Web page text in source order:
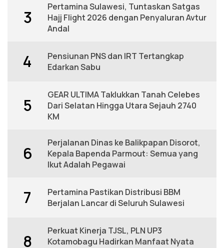
3
Pertamina Sulawesi, Tuntaskan Satgas
Hajj Flight 2026 dengan Penyaluran Avtur
Andal
4
Pensiunan PNS dan IRT Tertangkap
Edarkan Sabu
5
GEAR ULTIMA Taklukkan Tanah Celebes
Dari Selatan Hingga Utara Sejauh 2740
KM
6
Perjalanan Dinas ke Balikpapan Disorot,
Kepala Bapenda Parmout: Semua yang
Ikut Adalah Pegawai
7
Pertamina Pastikan Distribusi BBM
Berjalan Lancar di Seluruh Sulawesi
8
Perkuat Kinerja TJSL, PLN UP3
Kotamobagu Hadirkan Manfaat Nyata